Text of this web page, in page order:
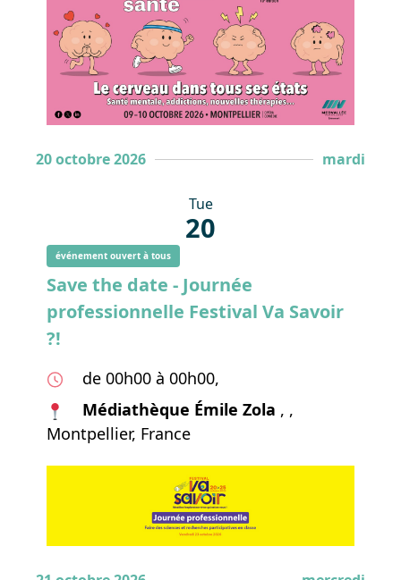
20 octobre 2026 mardi
Tue
20
événement ouvert à tous
Save the date - Journée
professionnelle Festival Va Savoir
?!
de 00h00 à 00h00,
Médiathèque Émile Zola , ,
Montpellier, France